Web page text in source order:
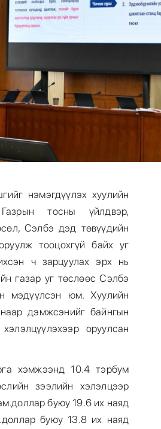
нэмэгдүүлэх хуулийн
тосны үйлдвэр,
Сэлбэ дэд төвүүдийн
тооцохгүй байх уг
ч зарцуулах эрх нь
газар уг төслөөс Сэлбэ
мэдүүлсэн юм. Хуулийн
дэмжсэнийг байнгын
оруулсан
хэмжээнд 10.4 тэрбум
зээлийн хэлэлцээр
буюу 19.6 их наяд
буюу 13.8 их наяд